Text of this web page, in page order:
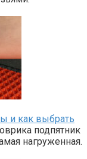
и как выбрать
подпятник
нагруженная.